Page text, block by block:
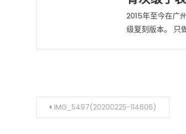
2015年至今在广
级复刻版本。 只
文章导航
IMG_5497(20200225-114606)